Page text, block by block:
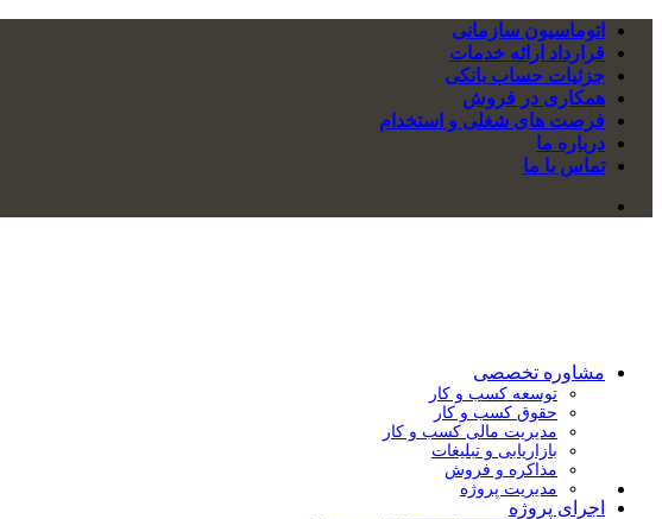
Skip
content
اتوماسیون سازمانی
قرارداد ارائه خدمات
جزئیات حساب بانکی
همکاری در فروش
فرصت های شغلی و استخدام
درباره ما
تماس با ما
مشاوره تخصصی
توسعه کسب و کار
حقوق کسب و کار
مدیریت مالی کسب و کار
بازاریابی و تبلیغات
مذاکره و فروش
مدیریت پروژه
اجرای پروژه